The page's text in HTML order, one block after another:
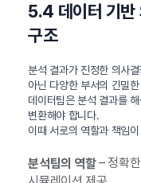
5.4 데이터 기반
구조
분석 결과가 진정한 의사
아닌 다양한 부서의 긴밀
데이터팀은 분석 결과를
변환해야 합니다.
이때 서로의 역할과 책임
분석팀의 역할– 정확